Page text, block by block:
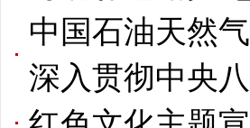
中国石油天然
深入贯彻中央